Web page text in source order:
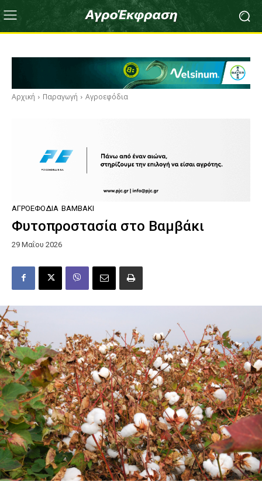
Αρχική Παραγωγή Αγροεφόδια
ΑΓΡΟΕΦΌΔΙΑ ΒΑΜΒΆΚΙ
Φυτοπροστασία στο Βαμβάκι
29 Μαΐου 2026